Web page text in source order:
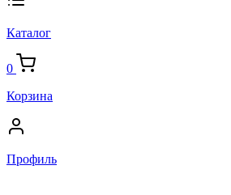
Каталог
0
Корзина
Профиль